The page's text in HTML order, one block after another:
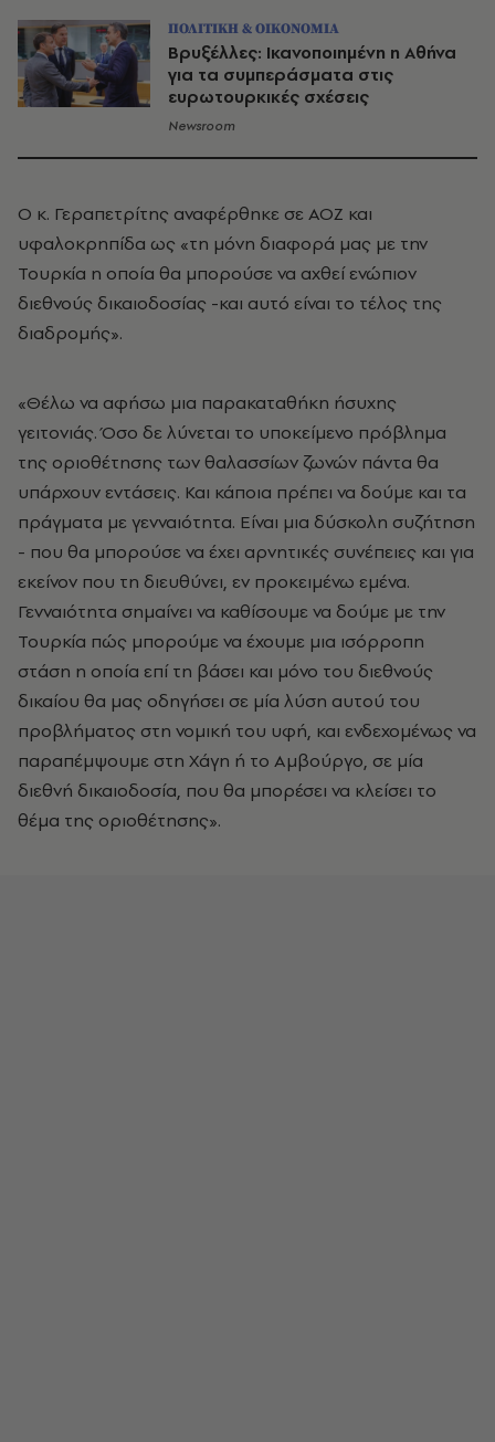
ΠΟΛΙΤΙΚΗ & ΟΙΚΟΝΟΜΙΑ
Βρυξέλλες: Ικανοποιημένη η Αθήνα
για τα συμπεράσματα στις
ευρωτουρκικές σχέσεις
Newsroom
Ο κ. Γεραπετρίτης αναφέρθηκε σε ΑΟΖ και
υφαλοκρηπίδα ως «τη μόνη διαφορά μας με την
Τουρκία η οποία θα μπορούσε να αχθεί ενώπιον
διεθνούς δικαιοδοσίας -και αυτό είναι το τέλος της
διαδρομής».
«Θέλω να αφήσω μια παρακαταθήκη ήσυχης
γειτονιάς. Όσο δε λύνεται το υποκείμενο πρόβλημα
της οριοθέτησης των θαλασσίων ζωνών πάντα θα
υπάρχουν εντάσεις. Και κάποια πρέπει να δούμε και τα
πράγματα με γενναιότητα. Είναι μια δύσκολη συζήτηση
- που θα μπορούσε να έχει αρνητικές συνέπειες και για
εκείνον που τη διευθύνει, εν προκειμένω εμένα.
Γενναιότητα σημαίνει να καθίσουμε να δούμε με την
Τουρκία πώς μπορούμε να έχουμε μια ισόρροπη
στάση η οποία επί τη βάσει και μόνο του διεθνούς
δικαίου θα μας οδηγήσει σε μία λύση αυτού του
προβλήματος στη νομική του υφή, και ενδεχομένως να
παραπέμψουμε στη Χάγη ή το Αμβούργο, σε μία
διεθνή δικαιοδοσία, που θα μπορέσει να κλείσει το
θέμα της οριοθέτησης».